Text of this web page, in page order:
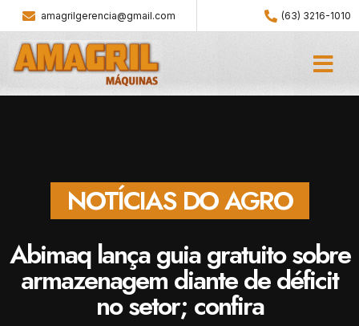
amagrilgerencia@gmail.com (63) 3216-1010
NOTÍCIAS DO AGRO
Abimaq lança guia gratuito sobre
armazenagem diante de déficit
no setor; confira